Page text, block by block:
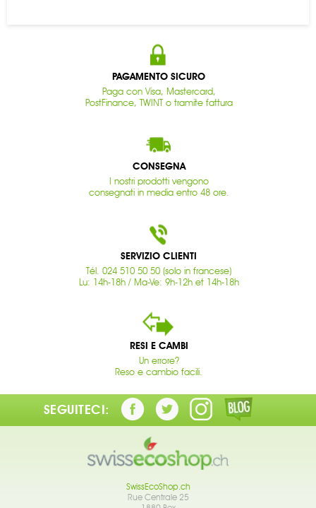
PAGAMENTO SICURO
Paga con Visa, Mastercard,
PostFinance, TWINT o tramite fattura
CONSEGNA
I nostri prodotti vengono
consegnati in media entro 48 ore.
SERVIZIO CLIENTI
Tél. 024 510 50 50 (solo in francese)
Lu: 14h-18h / Ma-Ve: 9h-12h et 14h-18h
RESI E CAMBI
Un errore?
Reso e cambio facili.
SEGUITECI:
SwissEcoShop.ch
Rue Centrale 25